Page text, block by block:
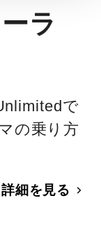
ラ
で
の乗り方
詳細を見る